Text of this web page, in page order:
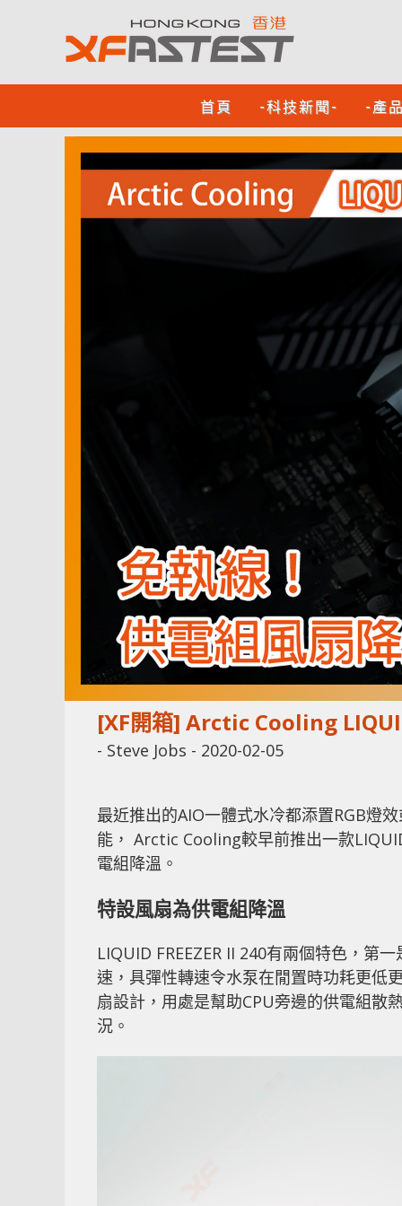
首頁 -科技新聞- -產
[XF開箱] Arctic Cooling
- Steve Jobs - 2020-02-05
最近推出的AIO一體式水冷都添置RGB燈
能， Arctic Cooling較早前推出一款
電組降溫。
特設風扇為供電組降溫
LIQUID FREEZER II 240有兩個特色，第
速，具彈性轉速令水泵在閒置時功耗更低
扇設計，用處是幫助CPU旁邊的供電組散
況。